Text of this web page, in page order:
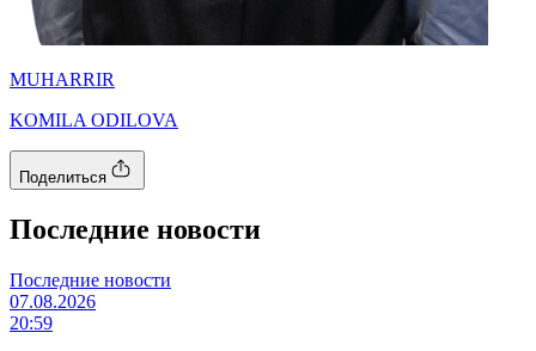
MUHARRIR
KOMILA ODILOVA
Поделиться
Последние новости
Последние новости
07.08.2026
20:59